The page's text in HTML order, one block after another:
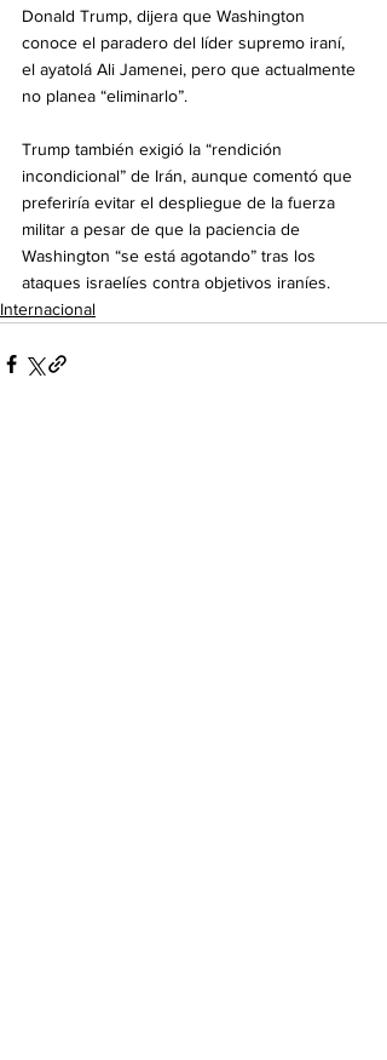
Donald Trump, dijera que Washington
conoce el paradero del líder supremo iraní,
el ayatolá Ali Jamenei, pero que actualmente
no planea “eliminarlo”.
Trump también exigió la “rendición
incondicional” de Irán, aunque comentó que
preferiría evitar el despliegue de la fuerza
militar a pesar de que la paciencia de
Washington “se está agotando” tras los
ataques israelíes contra objetivos iraníes.
Internacional